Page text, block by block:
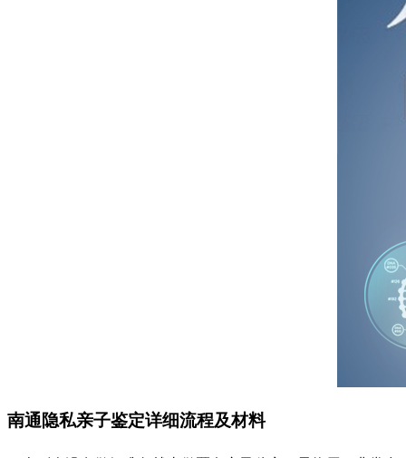
南通隐私亲子鉴定详细流程及材料